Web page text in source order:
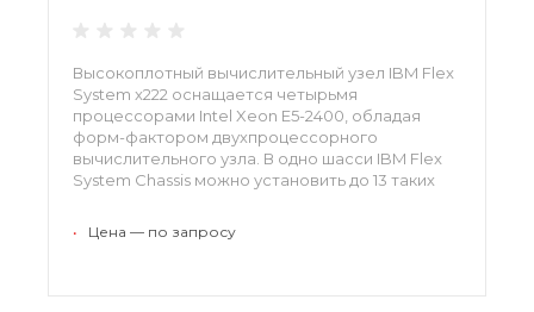
Высокоплотный вычислительный узел IBM Flex
System x222 оснащается четырьмя
процессорами Intel Xeon E5-2400, обладая
форм-фактором двухпроцессорного
вычислительного узла. В одно шасси IBM Flex
System Chassis можно установить до 13 таких
энергопотреблении.
• Цена — по запросу